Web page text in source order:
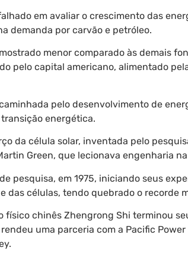
em avaliar o crescimento das
demanda por carvão e petróleo.
menor comparado às demais
pelo capital americano, alimentado
pelo desenvolvimento de
energética.
da célula solar, inventada pelo
Green, que lecionava engenharia
pesquisa, em 1975, iniciando seus
das células, tendo quebrado o recorde
físico chinês Zhengrong Shi terminou
uma parceria com a Pacific